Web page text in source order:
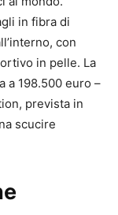
in fibra di
con
in pelle. La
a 198.500 euro –
prevista in
scucire